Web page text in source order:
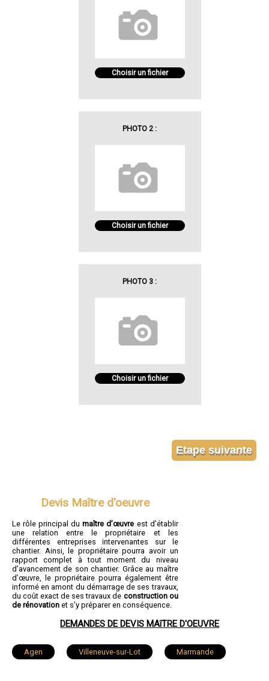
Choisir un fichier
PHOTO 2 :
Choisir un fichier
PHOTO 3 :
Choisir un fichier
Devis Maître d'oeuvre
Le rôle principal dumaître d’œuvre est d’établir
une relation entre le propriétaire et les
différentes entreprises intervenantes sur le
chantier. Ainsi, le propriétaire pourra avoir un
rapport complet à tout moment du niveau
d’avancement de son chantier. Grâce au maître
d’œuvre, le propriétaire pourra également être
informé en amont du démarrage de ses travaux,
du coût exact de ses travaux de construction ou
de rénovation et s’y préparer en conséquence.
DEMANDES DE DEVIS MAîTRE D'OEUVRE
Agen Villeneuve-sur-Lot Marmande